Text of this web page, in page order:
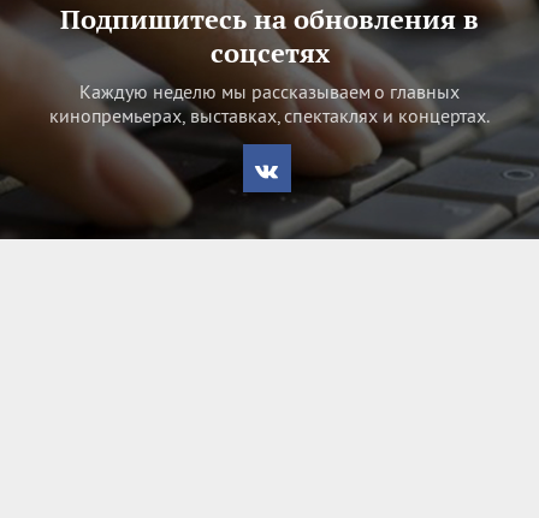
Подпишитесь на обновления в
соцсетях
Каждую неделю мы рассказываем о главных
кинопремьерах, выставках, спектаклях и концертах.